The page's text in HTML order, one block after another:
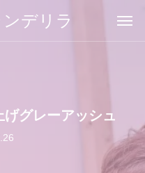
デリラ
グレーアッシュ